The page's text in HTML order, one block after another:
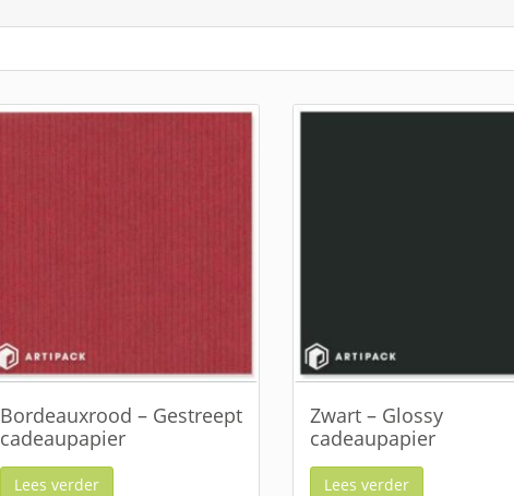
Bordeauxrood – Gestreept
cadeaupapier
Lees verder
Zwart – Glossy
cadeaupapier
Lees verder